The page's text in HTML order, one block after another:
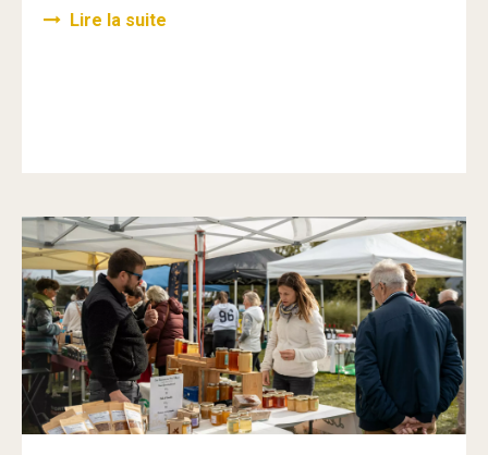
Lire la suite